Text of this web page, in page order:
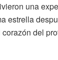
una
estrella
del